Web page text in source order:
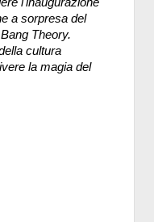
a sorpresa del
Theory.
cultura
la magia del